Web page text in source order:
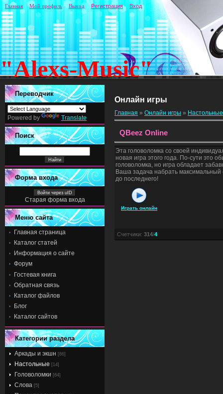
"Alexs-Music"
Главная Мой профиль Выход Регистрация Вход
Переводчик
Powered by Translate
Поиск
Форма входа
Войти через uID
Старая форма входа
Меню сайта
Главная страница
Каталог статей
Информация о сайте
Форум
Гостевая книга
Обратная связь
Каталог файлов
Блог
Каталог сайтов
Категории раздела
Аркады и экшн [86]
Настольные [14]
Головоломки [64]
Слова [5]
Онлайн игры
Главная » Онлайн игры » Настольные
QBeez Online
Эта головоломка со своей
новая игра этого года. По-сути это
головоломка, но игра обладает
Ваша задача набрать максимальный
до последнего!
Играть онлайн
Счетчики: 314/4